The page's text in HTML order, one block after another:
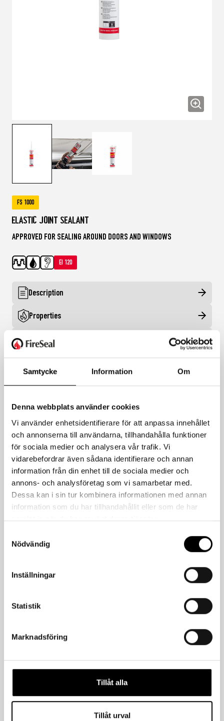
Samtycke Information Om
Denna webbplats använder cookies
Vi använder enhetsidentifierare för att anpassa innehållet
och annonserna till användarna, tillhandahålla funktioner
för sociala medier och analysera vår trafik. Vi
vidarebefordrar även sådana identifierare och annan
information från din enhet till de sociala medier och
annons- och analysföretag som vi samarbetar med.
Dessa kan i sin tur kombinera informationen med annan
information som du har tillhandahållit eller som de har
samlat in när du har använt deras tjänster.
Nödvändig
Inställningar
Statistik
Marknadsföring
Tillåt alla
Tillåt urval
FS 1000
Elastic Joint Sealant
APPROVED FOR SEALING AROUND DOORS AND WINDOWS
EI 120
Description
Properties
Environmental assessments
Variations EPD
Sku Label Color
100825 Elastic Joint Sealant Grey
Elastic Joint Sealant